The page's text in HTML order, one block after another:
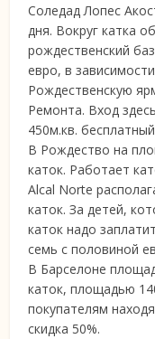
Соледад Лопес
дня. Вокруг катка
рождественский
евро, в
Рождественскую
Ремонта. Вход
450м.кв.
В Рождество на
каток. Работает
Alcal Norte
каток. За детей,
каток надо
семь с половиной
В Барселоне
каток, площадью
покупателям
скидка 50%.